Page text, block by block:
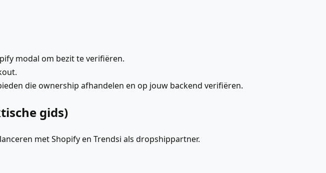
modal om bezit te verifiëren.
die ownership afhandelen en op jouw backend verifiëren.
gids)
met Shopify en Trendsi als dropshippartner.